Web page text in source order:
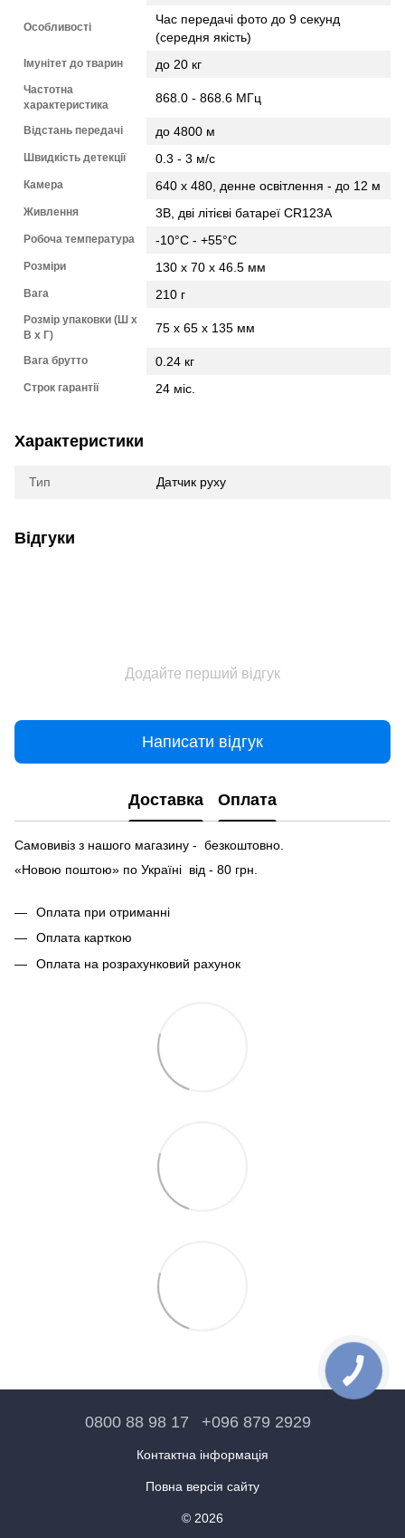
Особливості
Час передачі фото до 9 секунд
(середня якість)
Імунітет до тварин до 20 кг
Частотна
характеристика
868.0 - 868.6 МГц
Відстань передачі до 4800 м
Швидкість детекції 0.3 - 3 м/с
Камера 640 х 480, денне освітлення - до 12 м
Живлення 3В, дві літієві батареї CR123A
Робоча температура -10°C - +55°C
Розміри 130 х 70 х 46.5 мм
Вага 210 г
Розмір упаковки (Ш х
В х Г)
75 x 65 x 135 мм
Вага брутто 0.24 кг
Строк гарантії 24 міс.
Характеристики
Тип Датчик руху
Відгуки
Додайте перший відгук
Написати відгук
Доставка Оплата
Самовивіз з нашого магазину - безкоштовно.
«Новою поштою» по Україні від - 80 грн.
Оплата при отриманні
Оплата карткою
Оплата на розрахунковий рахунок
0800 88 98 17 +096 879 2929
Контактна інформація
Повна версія сайту
© 2026